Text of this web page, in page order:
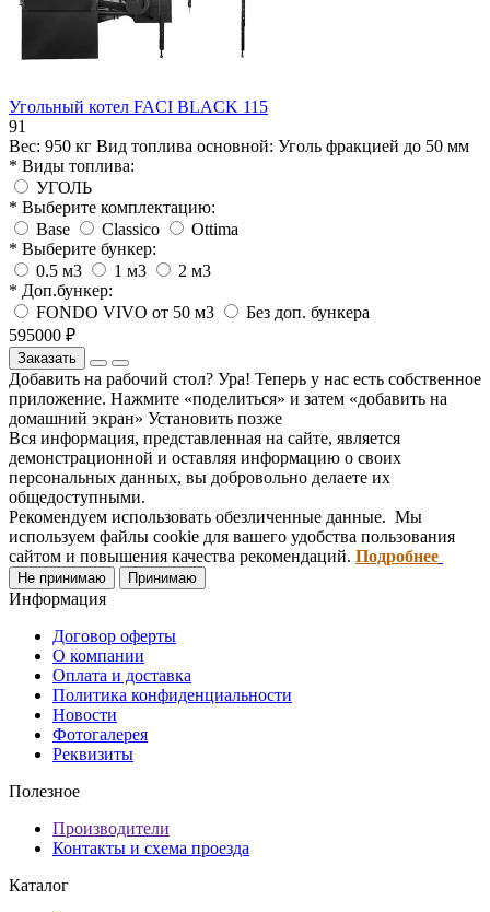
Угольный котел FACI BLACK 115
91
Вес: 950 кг Вид топлива основной: Уголь фракцией до 50 мм
* Виды топлива:
УГОЛЬ
* Выберите комплектацию:
Base
Classico
Ottima
* Выберите бункер:
0.5 м3
1 м3
2 м3
* Доп.бункер:
FONDO VIVO от 50 м3
Без доп. бункера
595000 ₽
Заказать
Добавить на рабочий стол? Ура! Теперь у нас есть собственное
приложение. Нажмите «поделиться» и затем «добавить на
домашний экран» Установить позже
Вся информация, представленная на сайте, является
демонстрационной и оставляя информацию о своих
персональных данных, вы добровольно делаете их
общедоступными.
Рекомендуем использовать обезличенные данные. Мы
используем файлы cookie для вашего удобства пользования
сайтом и повышения качества рекомендаций. Подробнее
Не принимаю Принимаю
Информация
Договор оферты
О компании
Оплата и доставка
Политика конфиденциальности
Новости
Фотогалерея
Реквизиты
Полезное
Производители
Контакты и схема проезда
Каталог